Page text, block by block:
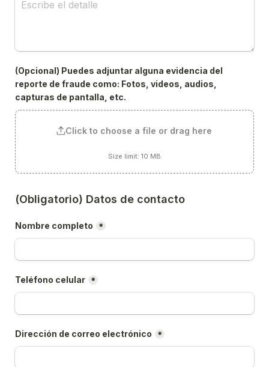
(Opcional) Puedes adjuntar alguna evidencia del
reporte de fraude como: Fotos, videos, audios,
capturas de pantalla, etc.
Click to choose a file or drag here
Size limit: 10 MB
(Obligatorio) Datos de contacto
Nombre completo *
Teléfono celular *
Dirección de correo electrónico *